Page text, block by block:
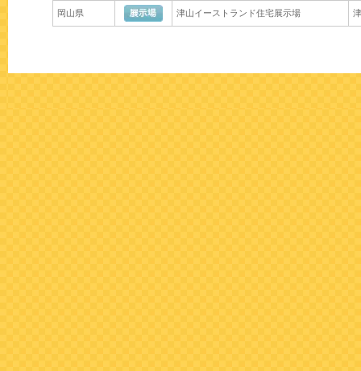
岡山県 津山イーストランド住宅展示場